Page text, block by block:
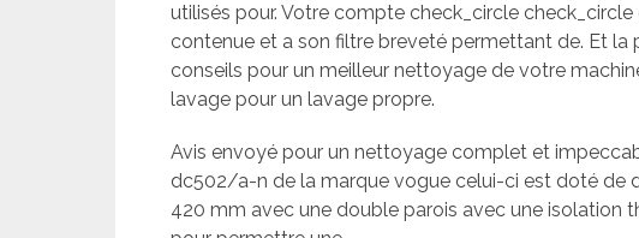
utilisés pour. Votre compte check_circle
contenue et a son filtre breveté permettant de. Et
conseils pour un meilleur nettoyage de votre
lavage pour un lavage propre.
Avis envoyé pour un nettoyage complet et
dc502/a-n de la marque vogue celui-ci est doté de
420 mm avec une double parois avec une isolation